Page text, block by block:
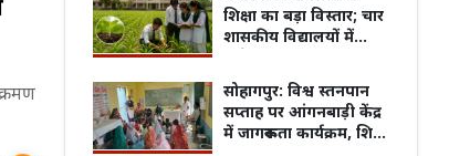
मिलेगा
संगीत, संस्कृति और नृत्य...! BRICS
Cultural Event में झूम उठा भोपाल
ऑनलाइन
शिक्षा का बड़ा विस्तार; चार
शासकीय विद्यालयों में
विद्यार्थियों को घर के पास
मिलेगी आधुनिक शिक्षा
सोहागपुर: विश्व स्तनपान
सप्ताह पर आंगनबाड़ी केंद्र
में जागरूकता कार्यक्रम, शिशु